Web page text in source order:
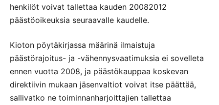
henkilöt voivat tallettaa kauden 20082012
päästöoikeuksia seuraavalle kaudelle.
Kioton pöytäkirjassa määrinä ilmaistuja
päästörajoitus- ja -vähennysvaatimuksia ei sovelleta
ennen vuotta 2008, ja päästökauppaa koskevan
direktiivin mukaan jäsenvaltiot voivat itse päättää,
sallivatko ne toiminnanharjoittajien tallettaa